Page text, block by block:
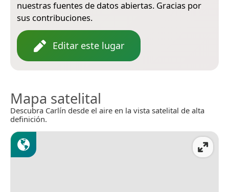
nuestras fuentes de datos abiertas. Gracias por
sus contribuciones.
Editar este lugar
Mapa satelital
Descubra Carlín desde el aire en la vista satelital de alta
definición.